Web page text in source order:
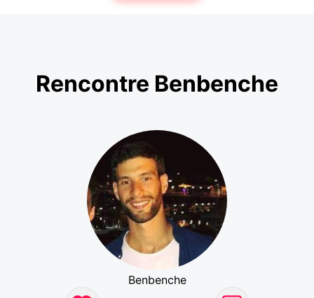
Rencontre Benbenche
Benbenche